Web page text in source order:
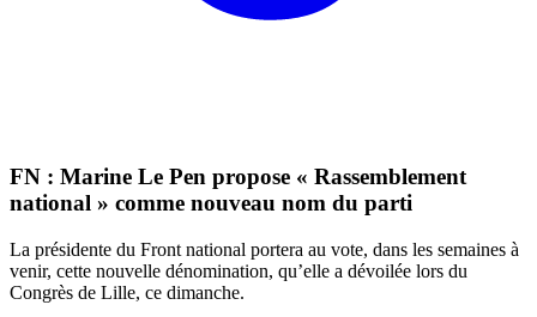
FN : Marine Le Pen propose « Rassemblement
national » comme nouveau nom du parti
La présidente du Front national portera au vote, dans les semaines à
venir, cette nouvelle dénomination, qu’elle a dévoilée lors du
Congrès de Lille, ce dimanche.